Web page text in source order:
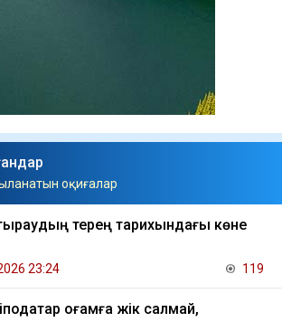
оқиғалар
терең тарихындағы көне
23:24 119
қоғамға жік салмай,